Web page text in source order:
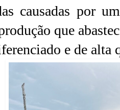
causadas por
que
e de alta